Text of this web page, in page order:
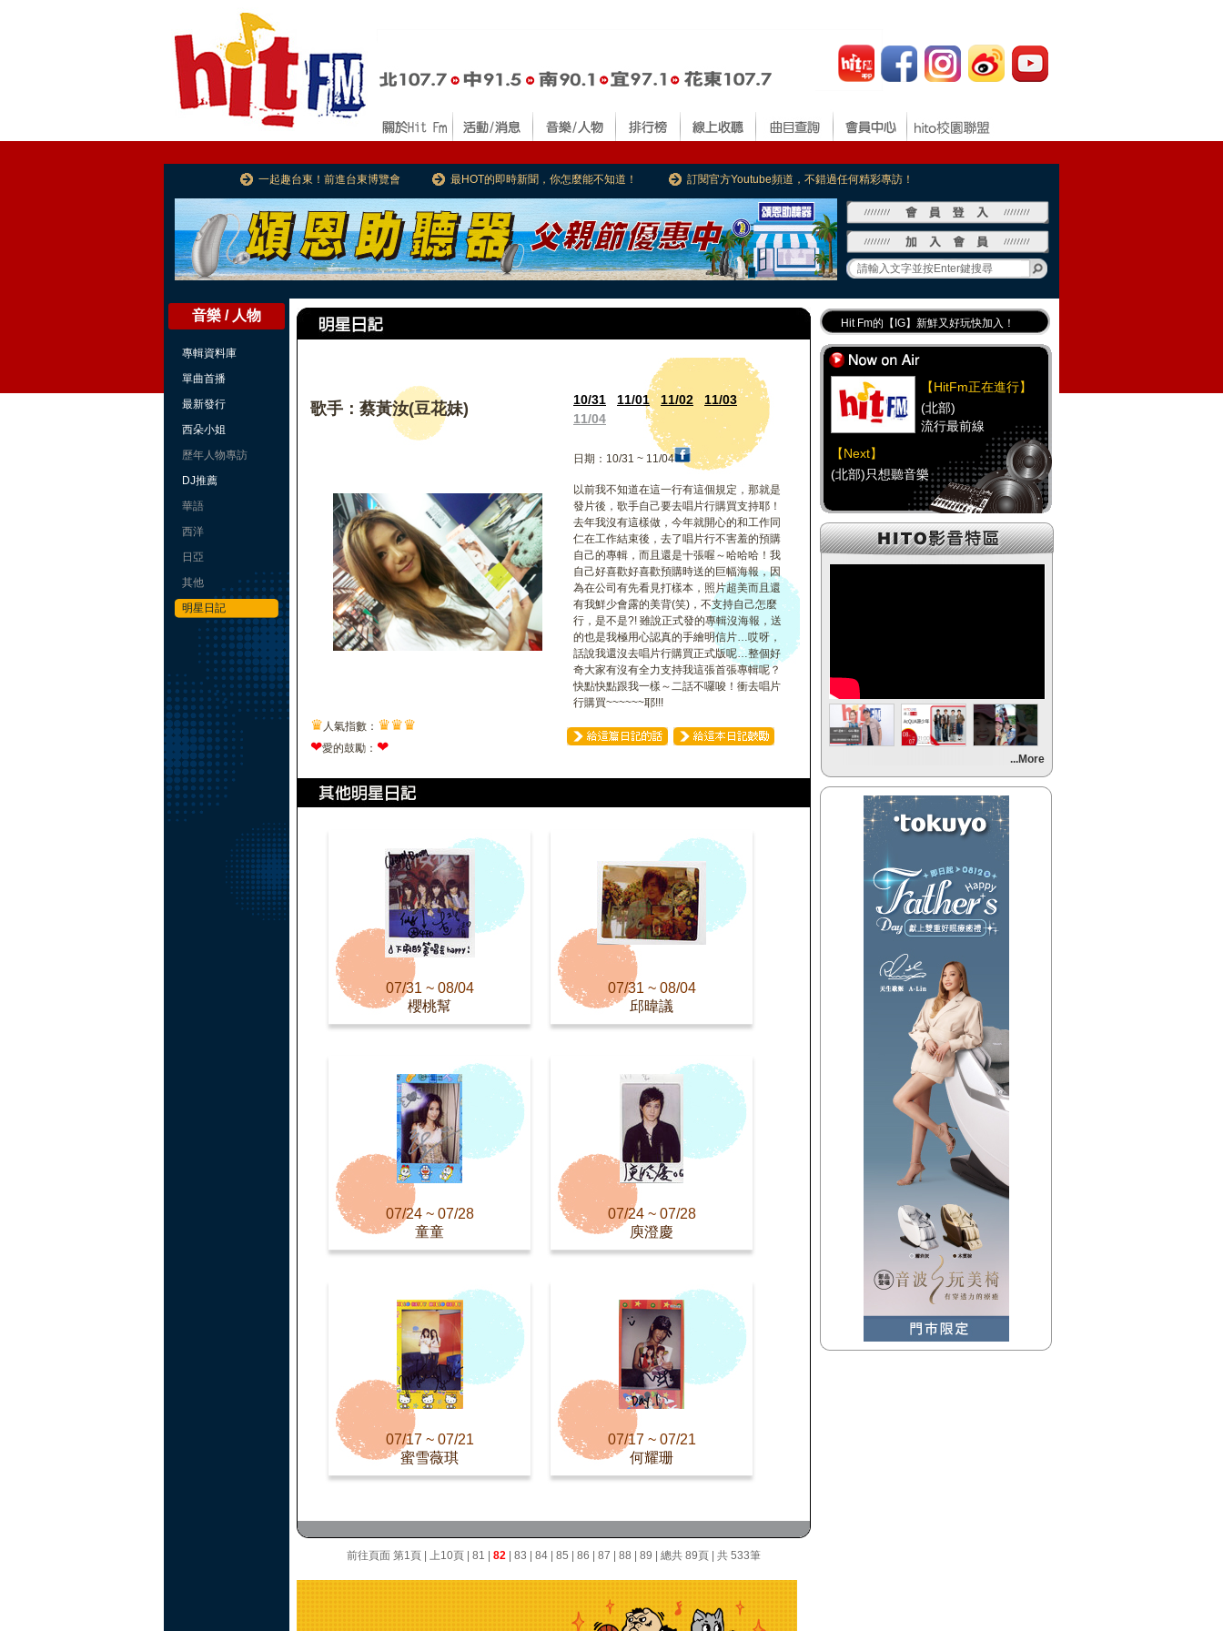
一起趣台東！前進台東博覽會 最HOT的即時新聞，你怎麼能不知道！ 訂閱官方Youtube頻道，不錯過任何精彩專訪！
音樂 / 人物
專輯資料庫
單曲首播
最新發行
西朵小姐
歷年人物專訪
DJ推薦
華語
西洋
日亞
其他
明星日記
歌手：蔡黃汝(豆花妹) 10/31 11/01 11/02
11/03
11/04
日期：10/31 ~ 11/04
以前我不知道在這一行有這個規定，那就是
發片後，歌手自己要去唱片行購買支持耶！
去年我沒有這樣做，今年就開心的和工作同
仁在工作結束後，去了唱片行不害羞的預購
自己的專輯，而且還是十張喔～哈哈哈！我
自己好喜歡好喜歡預購時送的巨幅海報，因
為在公司有先看見打樣本，照片超美而且還
有我鮮少會露的美背(笑)，不支持自己怎麼
行，是不是?! 雖說正式發的專輯沒海報，送
的也是我極用心認真的手繪明信片…哎呀，
話說我還沒去唱片行購買正式版呢…整個好
奇大家有沒有全力支持我這張首張專輯呢？
快點快點跟我一樣～二話不囉唆！衝去唱片
行購買~~~~~~耶!!!
♛ 人氣指數： ♛♛♛
❤愛的鼓勵： ❤
07/31 ~ 08/04
櫻桃幫
07/31 ~ 08/04
邱暐議
07/24 ~ 07/28
童童
07/24 ~ 07/28
庾澄慶
07/17 ~ 07/21
蜜雪薇琪
07/17 ~ 07/21
何耀珊
前往頁面 第1頁 上10頁 81 82 83 84 85 86 87 88 89 | 總共 89頁 | 共 533筆
Hit Fm的【IG】新鮮又好玩快加入！
Hit Fm【FB臉書粉絲團】等你加入！
最專業《DJ推薦》好音樂千萬別錯過！
好康報報 最新優惠訊息都在這！
【HitFm正在進行】
(北部)
流行最前線
【Next】
(北部)只想聽音樂
【HitFm正在進行】
(中部)
(南部)
流行最前線
【Next】
【HitFm正在進行】
【Next】
(宜蘭)只想聽音樂
【HitFm正在進行】
(花東)
流行最精選
(花東)只想聽音樂
...More